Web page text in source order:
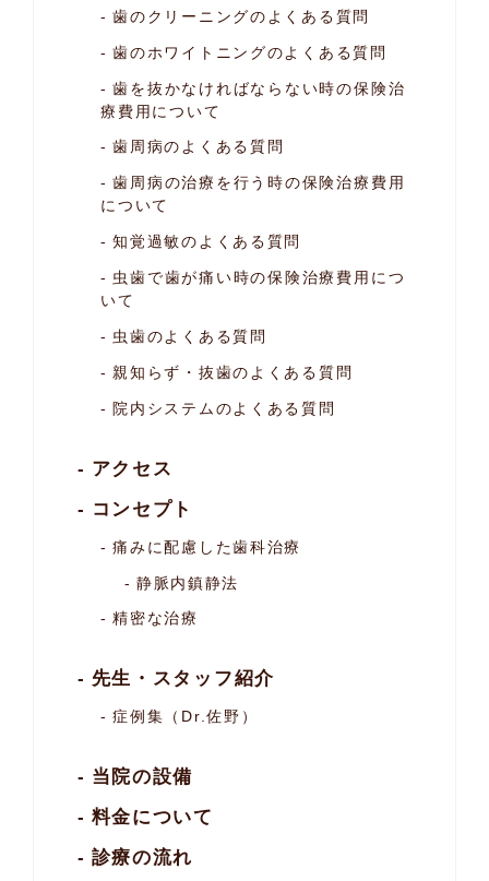
歯のクリーニングのよくある質問
歯のホワイトニングのよくある質問
歯を抜かなければならない時の保険治
療費用について
歯周病のよくある質問
歯周病の治療を行う時の保険治療費用
について
知覚過敏のよくある質問
虫歯で歯が痛い時の保険治療費用につ
いて
虫歯のよくある質問
親知らず・抜歯のよくある質問
院内システムのよくある質問
アクセス
コンセプト
痛みに配慮した歯科治療
静脈内鎮静法
精密な治療
先生・スタッフ紹介
症例集（Dr.佐野）
当院の設備
料金について
診療の流れ